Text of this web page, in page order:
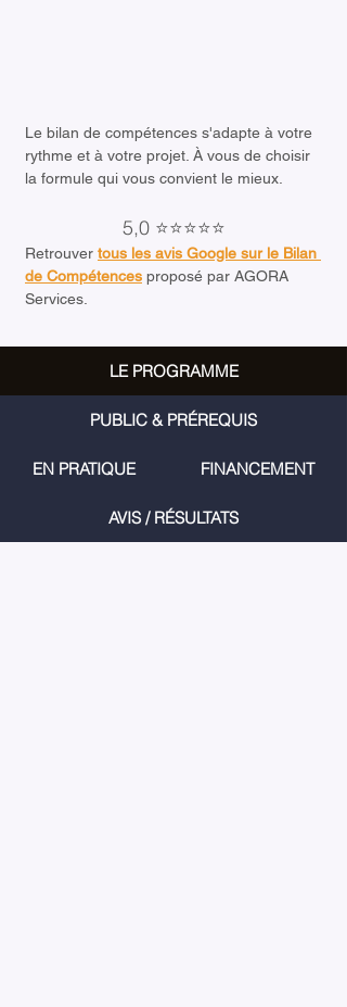
Le bilan de compétences s'adapte à votre
rythme et à votre projet. À vous de choisir
la formule qui vous convient le mieux.
5,0 ⭐⭐⭐⭐⭐
Retrouver tous les avis Google sur le Bilan
de Compétences proposé par AGORA
Services.
LE PROGRAMME
PUBLIC & PRÉREQUIS
EN PRATIQUE FINANCEMENT
AVIS / RÉSULTATS